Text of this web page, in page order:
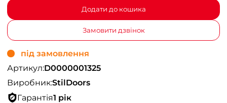
Додати до кошика
Замовити дзвінок
під замовлення
Артикул:D0000001325
Виробник:StilDoors
Гарантія1 рік